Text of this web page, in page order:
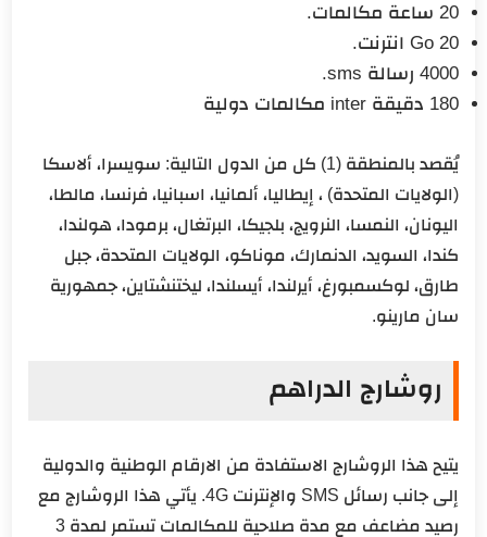
20 ساعة مكالمات.
20 Go انترنت.
4000 رسالة sms.
180 دقيقة inter مكالمات دولية
يُقصد بالمنطقة (1) كل من الدول التالية: سويسرا، ألاسكا
(الولايات المتحدة) ، إيطاليا، ألمانيا، اسبانيا، فرنسا، مالطا،
اليونان، النمسا، النرويج، بلجيكا، البرتغال، برمودا، هولندا،
كندا، السويد، الدنمارك، موناكو، الولايات المتحدة، جبل
طارق، لوكسمبورغ، أيرلندا، أيسلندا، ليختنشتاين، جمهورية
سان مارينو.
روشارج الدراهم
يتيح هذا الروشارج الاستفادة من الارقام الوطنية والدولية
إلى جانب رسائل SMS والإنترنت 4G. يأتي هذا الروشارج مع
رصيد مضاعف مع مدة صلاحية للمكالمات تستمر لمدة 3